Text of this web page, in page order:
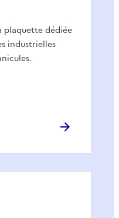
plaquette dédiée
industrielles